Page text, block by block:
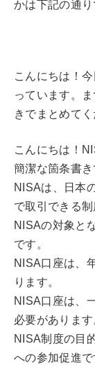
かは下記の通り
こんにちは！
っています。
きでまとめてく
こんにちは！
簡潔な箇条書き
NISAは、日本
で取引できる制
NISAの対象と
です。
NISA口座は、
ります。
NISA口座は、
必要があります
NISA制度の目
への参加促進で